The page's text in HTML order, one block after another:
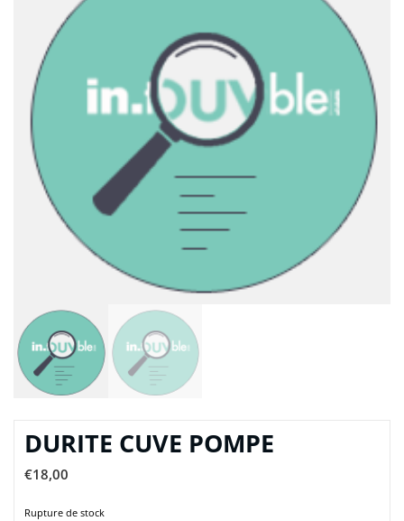
DURITE CUVE POMPE
€18,00
Rupture de stock